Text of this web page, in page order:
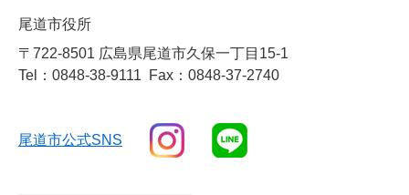
尾道市役所
〒722-8501 広島県尾道市久保一丁目15-1
Tel：0848-38-9111
Fax：0848-37-2740
尾道市公式SNS